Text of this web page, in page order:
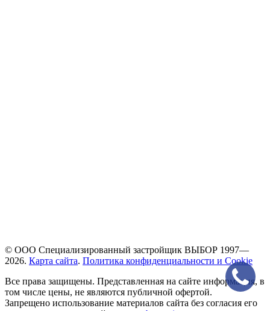
© ООО Специализированный застройщик ВЫБОР 1997—
2026. Карта сайта. Политика конфиденциальности и Cookie
Все права защищены. Представленная на сайте информация, в
том числе цены, не являются публичной офертой.
Запрещено использование материалов сайта без согласия его